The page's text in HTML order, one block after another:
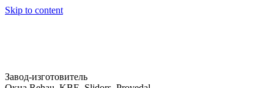
Skip to content
Завод-изготовитель